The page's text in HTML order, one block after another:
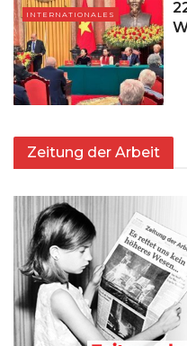
INTERNATIONALES
Zeitung der Arbeit